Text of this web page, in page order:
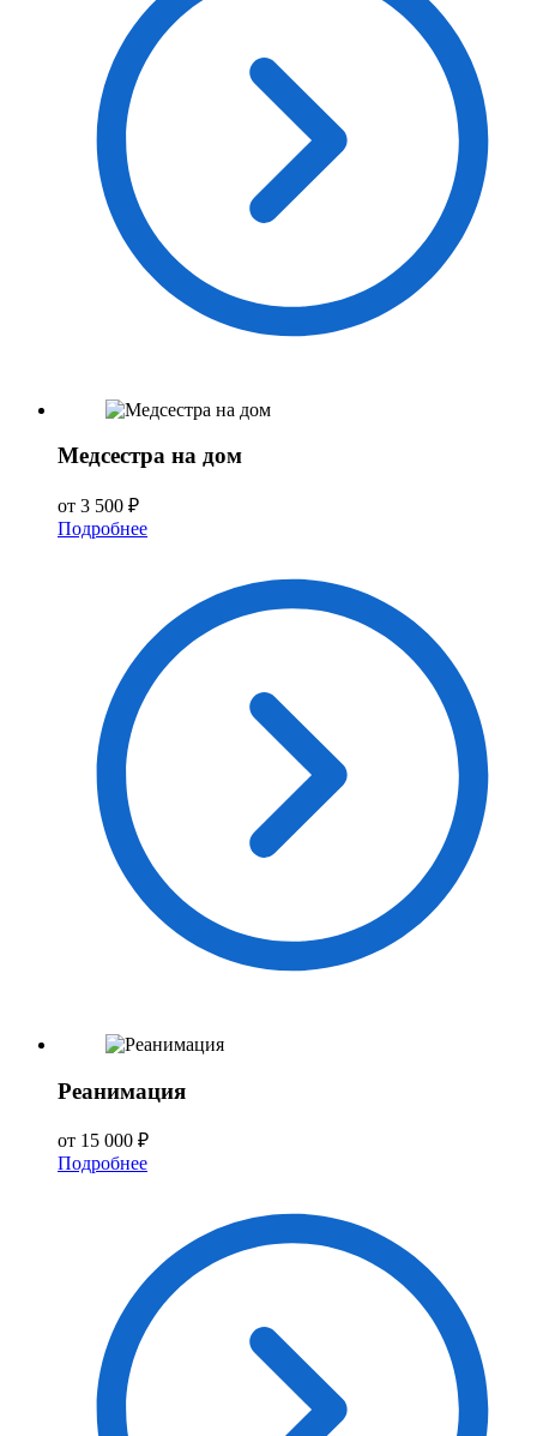
Медсестра на дом
от 3 500 ₽
Подробнее
Реанимация
от 15 000 ₽
Подробнее